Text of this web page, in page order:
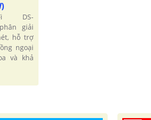
DS-
phân giải
hỗ trợ
ngoại
và khả